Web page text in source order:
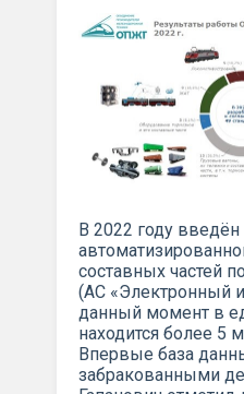
В 2022 году введён
составных частей
(АС «Электронный
данный момент в
находится более 5
Впервые база
забракованными